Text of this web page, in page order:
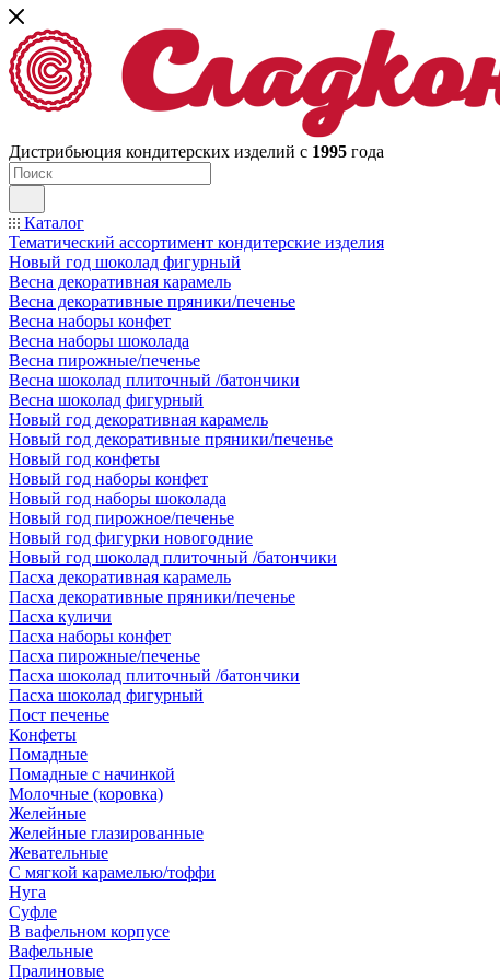
Дистрибьюция кондитерских изделий с 1995 года
Каталог
Тематический ассортимент кондитерские изделия
Новый год шоколад фигурный
Весна декоративная карамель
Весна декоративные пряники/печенье
Весна наборы конфет
Весна наборы шоколада
Весна пирожные/печенье
Весна шоколад плиточный /батончики
Весна шоколад фигурный
Новый год декоративная карамель
Новый год декоративные пряники/печенье
Новый год конфеты
Новый год наборы конфет
Новый год наборы шоколада
Новый год пирожное/печенье
Новый год фигурки новогодние
Новый год шоколад плиточный /батончики
Пасха декоративная карамель
Пасха декоративные пряники/печенье
Пасха куличи
Пасха наборы конфет
Пасха пирожные/печенье
Пасха шоколад плиточный /батончики
Пасха шоколад фигурный
Пост печенье
Конфеты
Помадные
Помадные с начинкой
Молочные (коровка)
Желейные
Желейные глазированные
Жевательные
С мягкой карамелью/тоффи
Нуга
Суфле
В вафельном корпусе
Вафельные
Пралиновые